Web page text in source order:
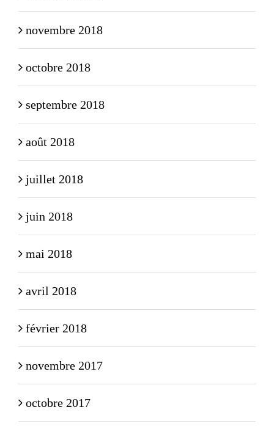
novembre 2018
octobre 2018
septembre 2018
août 2018
juillet 2018
juin 2018
mai 2018
avril 2018
février 2018
novembre 2017
octobre 2017